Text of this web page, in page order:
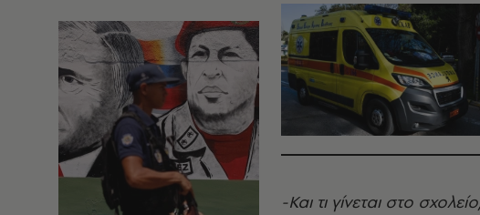
-Και τι γίνεται στο